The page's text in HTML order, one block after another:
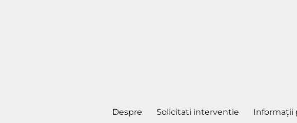
Despre Solicitati interventie Informaţii